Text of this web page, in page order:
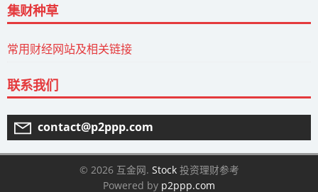
集财种草
常用财经网站及相关链接
联系我们
contact@p2ppp.com
© 2026 互金网. Stock 投资理财参考
Powered by p2ppp.com